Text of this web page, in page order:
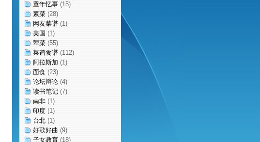
童年忆事 (15)
素菜 (28)
网友菜谱 (1)
美国 (1)
荤菜 (55)
菜谱食谱 (112)
阿拉斯加 (1)
面食 (23)
论坛辩论 (4)
读书笔记 (7)
南非 (1)
印度 (1)
台北 (1)
好歌好曲 (9)
子女教育 (18)